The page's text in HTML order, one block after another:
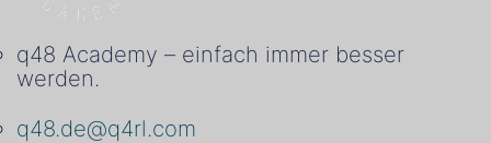
q48 Academy – einfach immer besser
werden.
q48.de@q4rl.com